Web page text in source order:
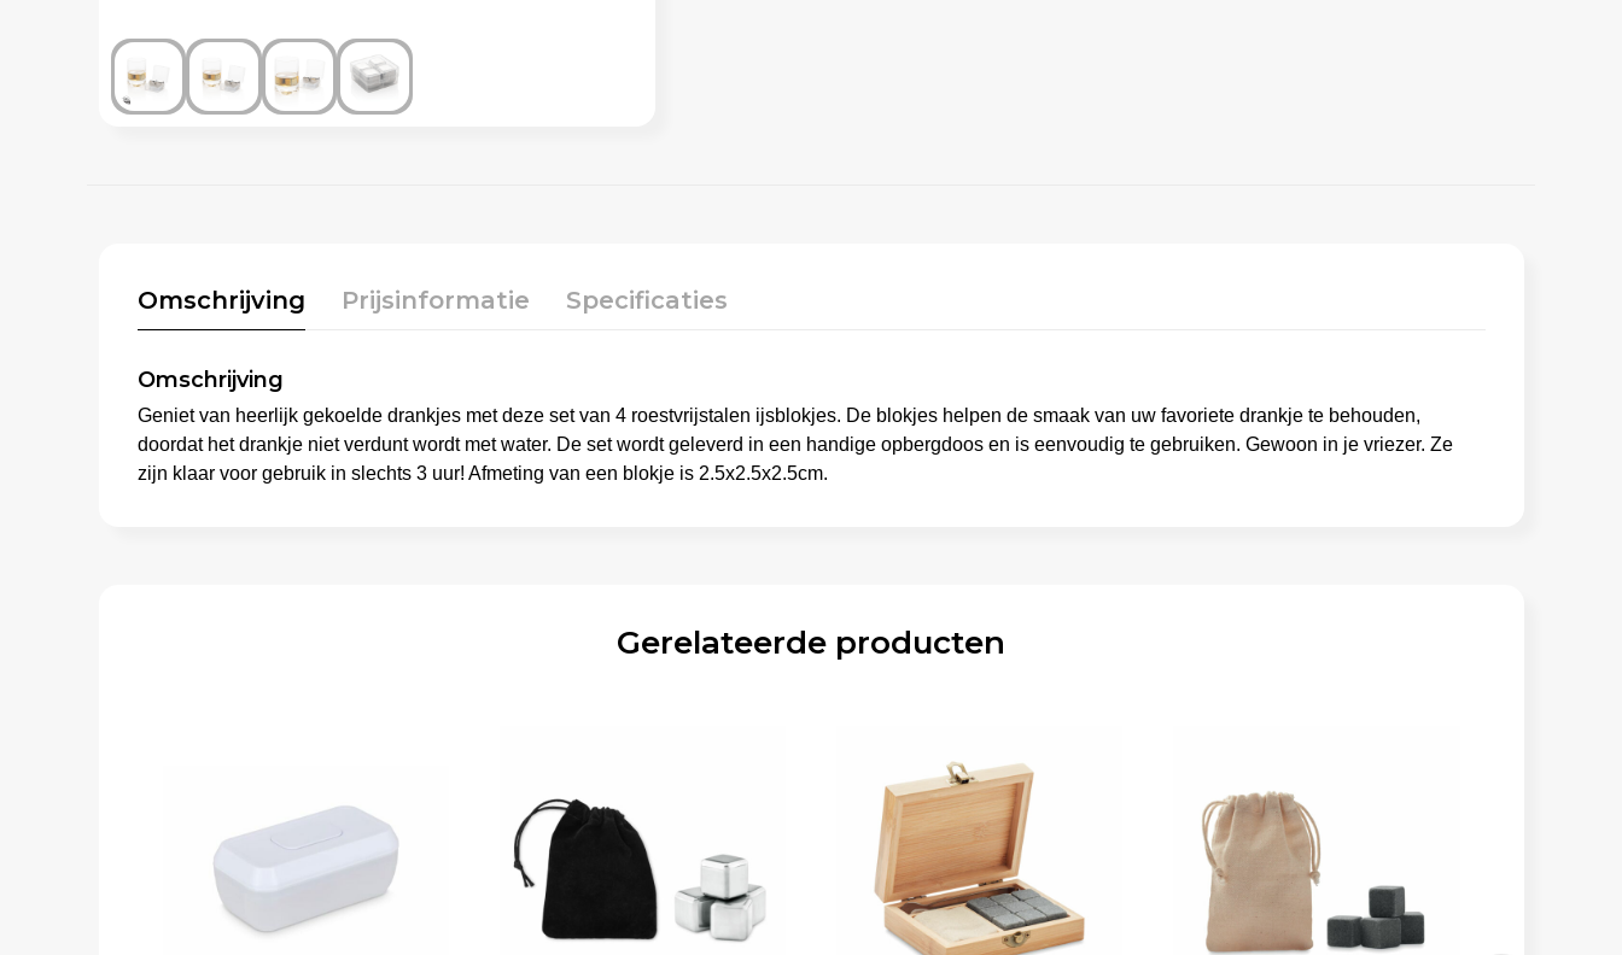
Omschrijving Prijsinformatie Specificaties
Omschrijving
Geniet van heerlijk gekoelde drankjes met deze set van 4 roestvrijstalen ijsblokjes. De blokjes helpen de smaak van uw favoriete drankje te behouden,
doordat het drankje niet verdunt wordt met water. De set wordt geleverd in een handige opbergdoos en is eenvoudig te gebruiken. Gewoon in je vriezer. Ze
zijn klaar voor gebruik in slechts 3 uur! Afmeting van een blokje is 2.5x2.5x2.5cm.
Gerelateerde producten